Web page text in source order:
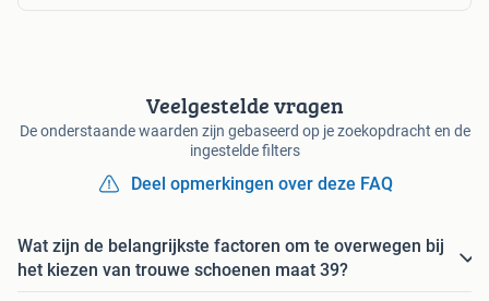
Veelgestelde vragen
De onderstaande waarden zijn gebaseerd op je zoekopdracht en de
ingestelde filters
Deel opmerkingen over deze FAQ
Wat zijn de belangrijkste factoren om te overwegen bij
het kiezen van trouwe schoenen maat 39?